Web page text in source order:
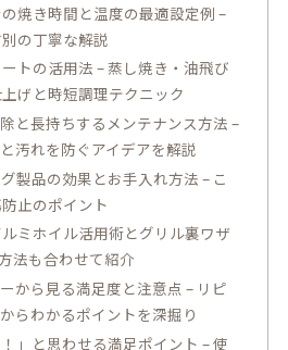
焼き時間と温度の最適設定例 –
の丁寧な解説
トの活用法 – 蒸し焼き・油飛び
げと時短調理テクニック
と長持ちするメンテナンス方法 –
汚れを防ぐアイデアを解説
製品の効果とお手入れ方法 – こ
止のポイント
ミホイル活用術とグリル裏ワザ
法も合わせて紹介
から見る満足度と注意点 – リピ
らわかるポイントを深掘り
！」と思わせる満足ポイント – 使